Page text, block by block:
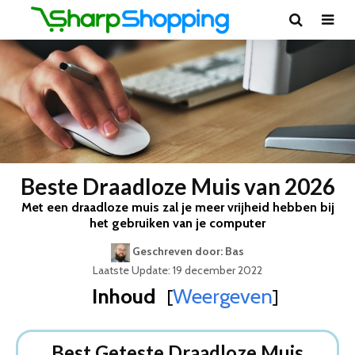
Beste Draadloze Muis van 2026
Met een draadloze muis zal je meer vrijheid hebben bij
het gebruiken van je computer
Geschreven door: Bas
Laatste Update: 19 december 2022
Inhoud [Weergeven]